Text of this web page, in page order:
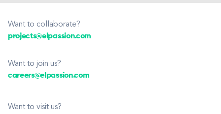
Want to collaborate?
projects@elpassion.com
Want to join us?
careers@elpassion.com
Want to visit us?